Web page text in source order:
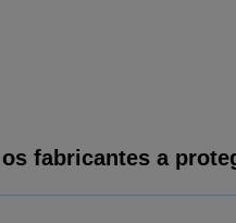
fabricantes a